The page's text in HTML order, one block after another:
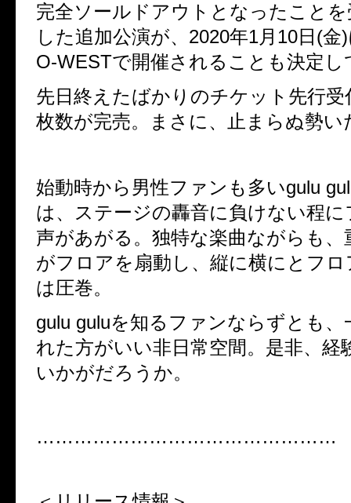
完全ソールドアウトとなったこと
した追加公演が、 2020年1月 10日 (金)
O-WESTで開催されることも決定し
先日終えたばかりのチケット先行受
枚数が完売。まさに、止まらぬ勢い
始動時から男性ファンも多いgulu
は、ステージの轟音に負けない程
声があがる。独特な楽曲ながらも、
がフロアを扇動し、縦に横にとフ
は圧巻。
gulu guluを知るファンならずとも、
れた方がいい非日常空間。是非、経
いかがだろうか。
…………………………………………